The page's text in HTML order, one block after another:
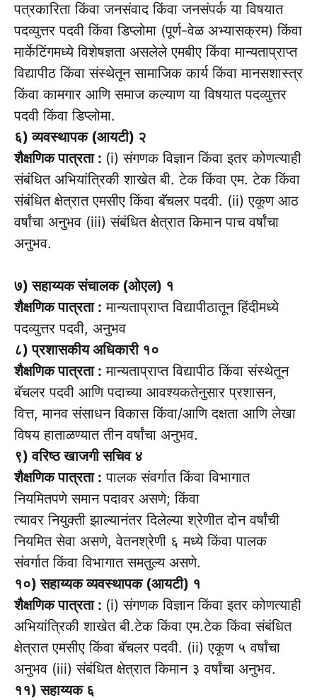
पत्रकारिता किंवा जनसंवाद किंवा जनसंपर्क या विषयात
पदव्युत्तर पदवी किंवा डिप्लोमा (पूर्ण-वेळ अभ्यासक्रम) किंवा
मार्केटिंगमध्ये विशेषज्ञता असलेले एमबीए किंवा मान्यताप्राप्त
विद्यापीठ किंवा संस्थेतून सामाजिक कार्य किंवा मानसशास्त्र
किंवा कामगार आणि समाज कल्याण या विषयात पदव्युत्तर
पदवी किंवा डिप्लोमा.
६) व्यवस्थापक (आयटी) २
शैक्षणिक पात्रता : (i) संगणक विज्ञान किंवा इतर कोणत्याही
संबंधित अभियांत्रिकी शाखेत बी. टेक किंवा एम. टेक किंवा
संबंधित क्षेत्रात एमसीए किंवा बॅचलर पदवी. (ii) एकूण आठ
वर्षांचा अनुभव (iii) संबंधित क्षेत्रात किमान पाच वर्षांचा
अनुभव.
७) सहाय्यक संचालक (ओएल) १
शैक्षणिक पात्रता : मान्यताप्राप्त विद्यापीठातून हिंदीमध्ये
पदव्युत्तर पदवी, अनुभव
८) प्रशासकीय अधिकारी १०
शैक्षणिक पात्रता : मान्यताप्राप्त विद्यापीठ किंवा संस्थेतून
बॅचलर पदवी आणि पदाच्या आवश्यकतेनुसार प्रशासन,
वित्त, मानव संसाधन विकास किंवा/आणि दक्षता आणि लेखा
विषय हाताळण्यात तीन वर्षांचा अनुभव.
९) वरिष्ठ खाजगी सचिव ४
शैक्षणिक पात्रता : पालक संवर्गात किंवा विभागात
नियमितपणे समान पदावर असणे; किंवा
त्यावर नियुक्ती झाल्यानंतर दिलेल्या श्रेणीत दोन वर्षांची
नियमित सेवा असणे, वेतनश्रेणी ६ मध्ये किंवा पालक
संवर्गात किंवा विभागात समतुल्य असणे.
१०) सहाय्यक व्यवस्थापक (आयटी) १
शैक्षणिक पात्रता : (i) संगणक विज्ञान किंवा इतर कोणत्याही
अभियांत्रिकी शाखेत बी.टेक किंवा एम.टेक किंवा संबंधित
क्षेत्रात एमसीए किंवा बॅचलर पदवी. (ii) एकूण ५ वर्षांचा
अनुभव (iii) संबंधित क्षेत्रात किमान ३ वर्षांचा अनुभव.
११) सहाय्यक ६